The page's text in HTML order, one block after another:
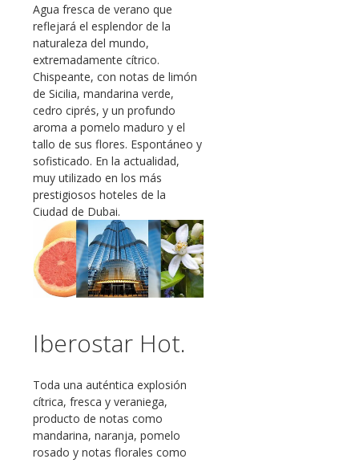
Agua fresca de verano que
reflejará el esplendor de la
naturaleza del mundo,
extremadamente cítrico.
Chispeante, con notas de limón
de Sicilia, mandarina verde,
cedro ciprés, y un profundo
aroma a pomelo maduro y el
tallo de sus flores. Espontáneo y
sofisticado. En la actualidad,
muy utilizado en los más
prestigiosos hoteles de la
Ciudad de Dubai.
Iberostar Hot.
Toda una auténtica explosión
cítrica, fresca y veraniega,
producto de notas como
mandarina, naranja, pomelo
rosado y notas florales como